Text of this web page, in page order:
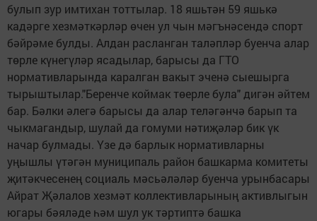
булып зур имтихан тоттылар. 18 яшьтән 59 яшькә
кадәрге хезмәткәрләр өчен ул чын мәгънәсендә спорт
бәйрәме булды. Алдан расланган таләпләр буенча алар
төрле күнегүләр ясадылар, барысы да ГТО
нормативларында каралган вакыт эченә сыешырга
тырыштылар."Беренче коймак төерле була" дигән әйтем
бар. Бәлки әлегә барысы да алар теләгәнчә барып та
чыкмагандыр, шулай да гомуми нәтиҗәләр бик үк
начар булмады. Үзе дә барлык нормативларны
уңышлы үтәгән муниципаль район башкарма комитеты
җитәкчесенең социаль мәсьәләләр буенча урынбасары
Айрат Җәлалов хезмәт коллективларының активлыгын
югары бәяләде һәм шул ук тәртиптә башка